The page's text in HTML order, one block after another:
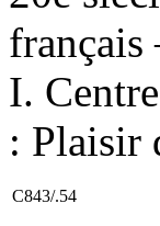
français
I.
: Plaisir
C843/.54